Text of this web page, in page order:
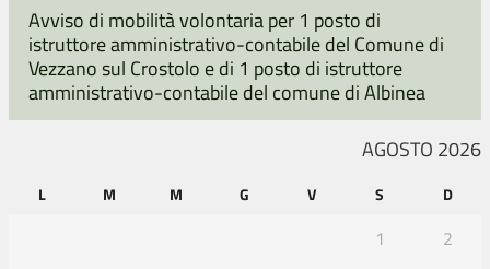
Avviso di mobilità volontaria per 1 posto di
istruttore amministrativo-contabile del Comune di
Vezzano sul Crostolo e di 1 posto di istruttore
amministrativo-contabile del comune di Albinea
AGOSTO 2026
L M M G V S D
1
2